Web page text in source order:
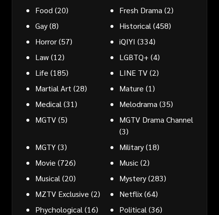
Food (20) Fresh Drama (2)
Gay(8) Historical (458)
Horror(57) iQIYI (334)
Law(12) LGBTQ+ (4)
Life (185) LINE TV(2)
Martial Art (28) Mature (1)
Medical (31) Melodrama (35)
MGTV(5)
MGTV Drama Channel
(3)
MGTY(3) Military(18)
Movie (726) Music(2)
Musical (20) Mystery(283)
MZTV Exclusive (2) Netflix(64)
Phychological (16) Political (36)